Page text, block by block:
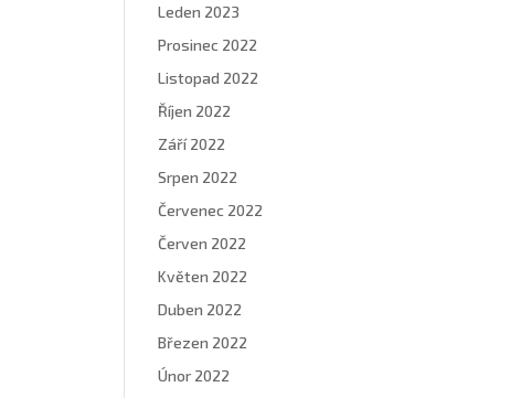
Leden 2023
Prosinec 2022
Listopad 2022
Říjen 2022
Září 2022
Srpen 2022
Červenec 2022
Červen 2022
Květen 2022
Duben 2022
Březen 2022
Únor 2022